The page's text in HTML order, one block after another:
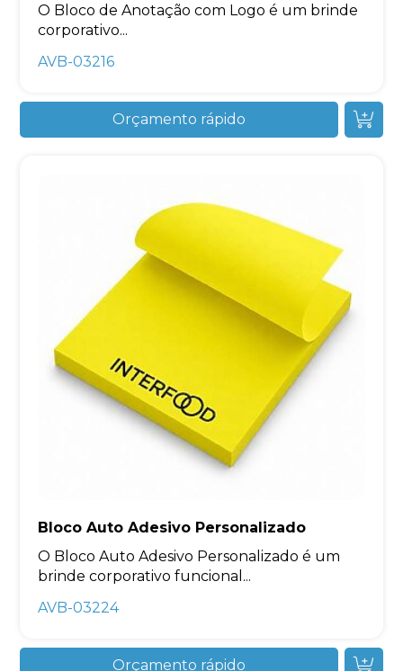
O Bloco de Anotação com Logo é um brinde
corporativo...
AVB-03216
Orçamento rápido
Bloco Auto Adesivo Personalizado
O Bloco Auto Adesivo Personalizado é um
brinde corporativo funcional...
AVB-03224
Orçamento rápido